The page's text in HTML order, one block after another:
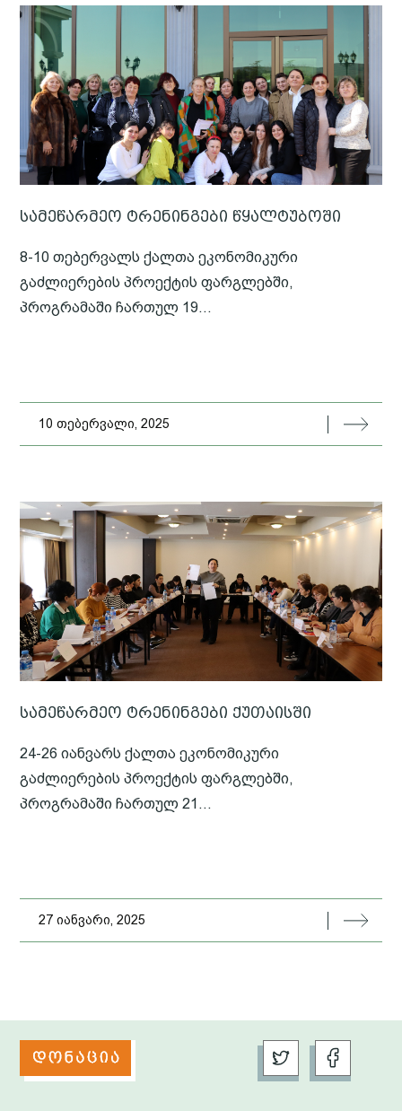
სამეწარმეო ტრენინგები წყალტუბოში
8-10 თებერვალს ქალთა ეკონომიკური
გაძლიერების პროექტის ფარგლებში,
პროგრამაში ჩართულ 19...
10 თებერვალი, 2025
სამეწარმეო ტრენინგები ქუთაისში
24-26 იანვარს ქალთა ეკონომიკური
გაძლიერების პროექტის ფარგლებში,
პროგრამაში ჩართულ 21...
27 იანვარი, 2025